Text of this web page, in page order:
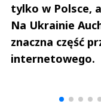
tylko w Polsce,
Na Ukrainie
znaczna część
internetowego.